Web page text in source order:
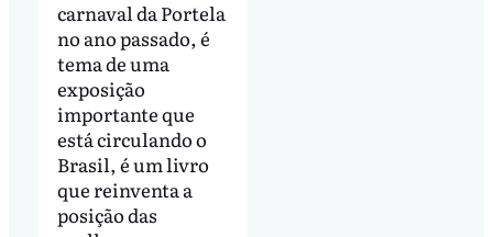
carnaval da Portela
no ano passado, é
tema de uma
exposição
importante que
está circulando o
Brasil, é um livro
que reinventa a
posição das